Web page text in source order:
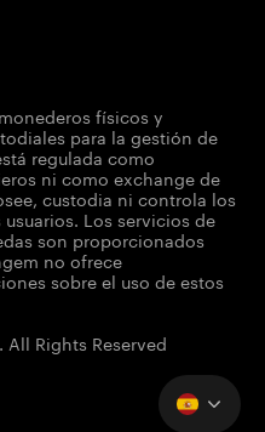
físicos y
para la gestión de
regulada como
ni como exchange de
custodia ni controla los
Los servicios de
son proporcionados
no ofrece
sobre el uso de estos